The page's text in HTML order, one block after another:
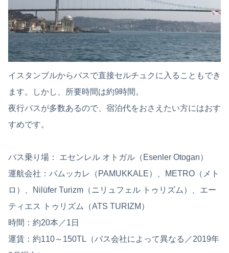
イスタンブルからバスで直接セルチュクに入ることもでき
ます。しかし、所要時間は約9時間。
夜行バスが多数あるので、宿泊代をおさえたい方にはおす
すめです。
バス乗り場： エセンレル オトガル（Esenler Otogarı）
運航会社：パムッカレ（PAMUKKALE）、METRO（メト
ロ）、Nilüfer Turizm（ニリュフェル トゥリズム）、エー
ティエス トゥリズム（ATS TURIZM）
時間：約20本／1日
運賃：約110～150TL（バス会社によって異なる／2019年